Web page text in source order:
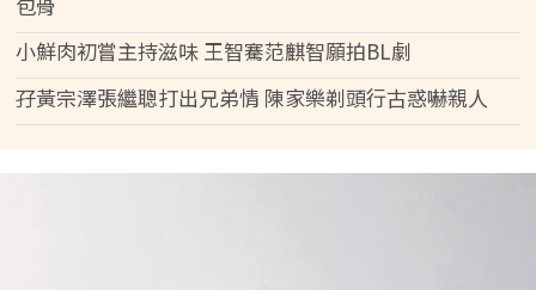
小鮮肉初嘗主持滋味 王智騫范麒智願拍BL劇
孖黃宗澤張繼聰打出兄弟情 陳家樂剃頭行古惑嚇親人